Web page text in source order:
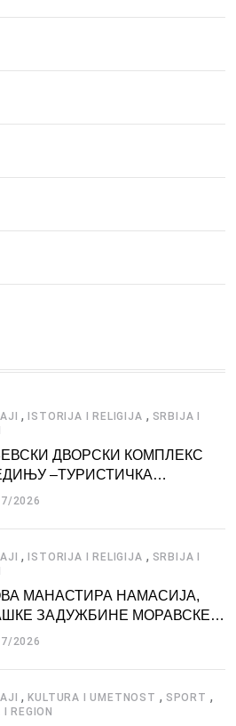
,ISTORIJA I RELIGIJA , SRBIJA I
ДВОРСКИ КОМПЛЕКС
–ТУРИСТИЧКА
2026
,ISTORIJA I RELIGIJA , SRBIJA I
МАНАСТИРА НАМАСИЈА,
ЗАДУЖБИНЕ МОРАВСКЕ
2026
,KULTURA I UMETNOST , SPORT ,
REGION